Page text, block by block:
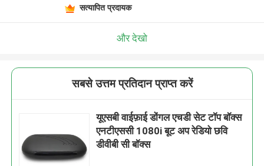
सत्यापित प्रदायक
और देखो
सबसे उत्तम प्रतिदान प्राप्त करें
यूएसबी वाईफ़ाई डोंगल एचडी सेट टॉप बॉक्स
एनटीएससी 1080i बूट अप रेडियो छवि
डीवीबी सी बॉक्स